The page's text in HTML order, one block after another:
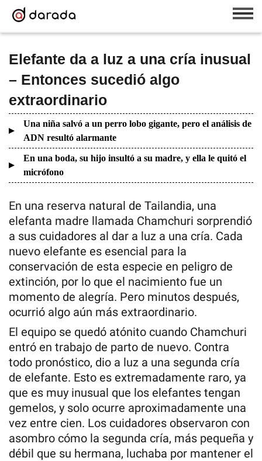
Elefante da a luz a una cría inusual
– Entonces sucedió algo
extraordinario
Una niña salvó a un perro lobo gigante, pero el análisis de
ADN resultó alarmante
En una boda, su hijo insultó a su madre, y ella le quitó el
micrófono
En una reserva natural de Tailandia, una
elefanta madre llamada Chamchuri sorprendió
a sus cuidadores al dar a luz a una cría. Cada
nuevo elefante es esencial para la
conservación de esta especie en peligro de
extinción, por lo que el nacimiento fue un
momento de alegría. Pero minutos después,
ocurrió algo aún más extraordinario.
El equipo se quedó atónito cuando Chamchuri
entró en trabajo de parto de nuevo. Contra
todo pronóstico, dio a luz a una segunda cría
de elefante. Esto es extremadamente raro, ya
que es muy inusual que los elefantes tengan
gemelos, y solo ocurre aproximadamente una
vez entre cien. Los cuidadores observaron con
asombro cómo la segunda cría, más pequeña y
débil que su hermana, luchaba por mantener el